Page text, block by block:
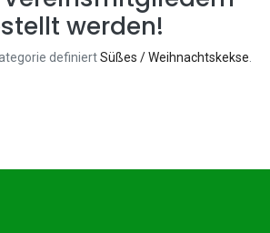
werden!
definiertSüßes / Weihnachtskekse